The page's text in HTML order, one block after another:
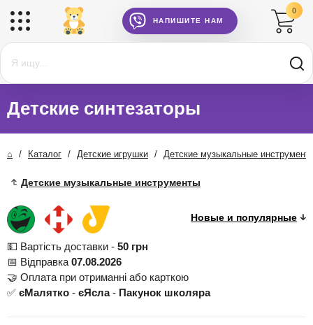
НАПИШИТЕ НАМ
0
Детские синтезаторы
⌂ / Каталог / Детские игрушки / Детские музыкальные
Детские музыкальные инструменты
💵 Вартість доставки - 50 грн
📅 Відправка 07.08.2026
🤝 Оплата при отриманні або карткою
✅ єМалятко - єЯсла- Пакунок школяра